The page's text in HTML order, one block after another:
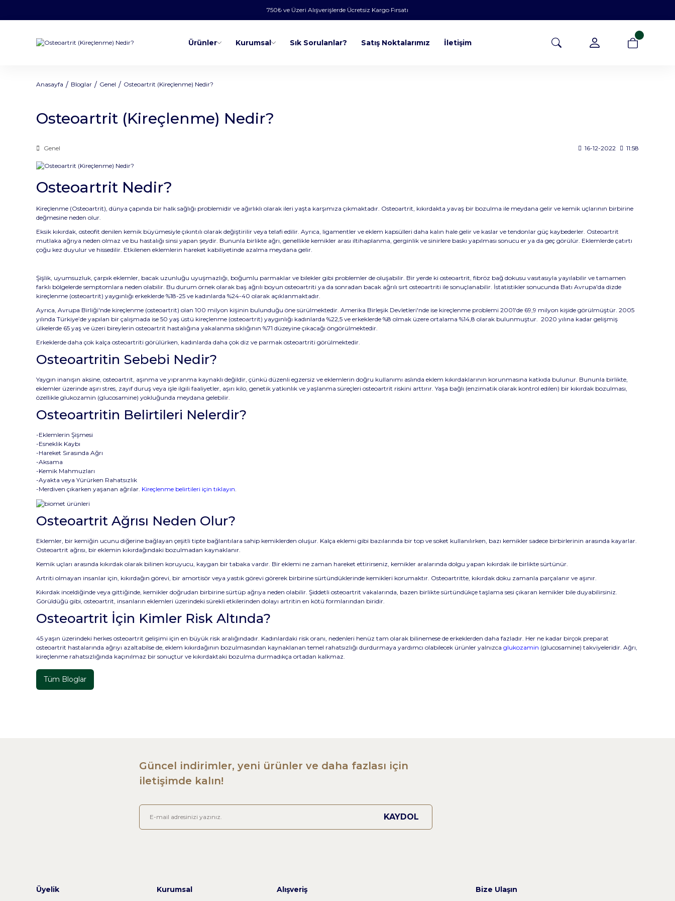
750₺ ve Üzeri Alışverişlerde Ücretsiz Kargo Fırsatı
Ürünler Kurumsal Sık Sorulanlar? Satış Noktalarımız İletişim
Anasayfa Bloglar Genel Osteoartrit (Kireçlenme) Nedir?
Osteoartrit (Kireçlenme) Nedir?
Genel 16-12-2022 11:58
Osteoartrit Nedir?
Kireçlenme (Osteoartrit), dünya çapında bir halk sağlığı problemidir ve ağırlıklı olarak ileri yaşta karşımıza çıkmaktadır. Osteoartrit, kıkırdakta yavaş bir bozulma ile meydana gelir ve kemik uçlarının birbirine
değmesine neden olur.
Eksik kıkırdak, osteofit denilen kemik büyümesiyle çıkıntılı olarak değiştirilir veya telafi edilir. Ayrıca, ligamentler ve eklem kapsülleri daha kalın hale gelir ve kaslar ve tendonlar güç kaybederler. Osteoartrit
mutlaka ağrıya neden olmaz ve bu hastalığı sinsi yapan şeydir. Bununla birlikte ağrı, genellikle kemikler arası iltihaplanma, gerginlik ve sinirlere baskı yapılması sonucu er ya da geç görülür. Eklemlerde çatırtı
çoğu kez duyulur ve hissedilir. Etkilenen eklemlerin hareket kabiliyetinde azalma meydana gelir.
Şişlik, uyumsuzluk, çarpık eklemler, bacak uzunluğu uyuşmazlığı, boğumlu parmaklar ve bilekler gibi problemler de oluşabilir. Bir yerde ki osteoartrit, fibröz bağ dokusu vasıtasıyla yayılabilir ve tamamen
farklı bölgelerde semptomlara neden olabilir. Bu durum örnek olarak baş ağrılı boyun osteoartriti ya da sonradan bacak ağrılı sırt osteoartriti ile sonuçlanabilir. İstatistikler sonucunda Batı Avrupa'da dizde
kireçlenme (osteoartrit) yaygınlığı erkeklerde %18-25 ve kadınlarda %24-40 olarak açıklanmaktadır.
Ayrıca, Avrupa Birliği'nde kireçlenme (osteoartrit) olan 100 milyon kişinin bulunduğu öne sürülmektedir. Amerika Birleşik Devletleri'nde ise kireçlenme problemi 2001'de 69,9 milyon kişide görülmüştür. 2005
yılında Türkiye’de yapılan bir çalışmada ise 50 yaş üstü kireçlenme (osteoartrit) yaygınlığı kadınlarda %22,5 ve erkeklerde %8 olmak üzere ortalama %14,8 olarak bulunmuştur. 2020 yılına kadar gelişmiş
ülkelerde 65 yaş ve üzeri bireylerin osteoartrit hastalığına yakalanma sıklığının %71 düzeyine çıkacağı öngörülmektedir.
Erkeklerde daha çok kalça osteoartriti görülürken, kadınlarda daha çok diz ve parmak osteoartriti görülmektedir.
Osteoartritin Sebebi Nedir?
Yaygın inanışın aksine, osteoartrit, aşınma ve yıpranma kaynaklı değildir, çünkü düzenli egzersiz ve eklemlerin doğru kullanımı aslında eklem kıkırdaklarının korunmasına katkıda bulunur. Bununla birlikte,
eklemler üzerinde aşırı stres, zayıf duruş veya işle ilgili faaliyetler, aşırı kilo, genetik yatkınlık ve yaşlanma süreçleri osteoartrit riskini arttırır. Yaşa bağlı (enzimatik olarak kontrol edilen) bir kıkırdak bozulması,
özellikle glukozamin (glucosamine) yokluğunda meydana gelebilir.
Osteoartritin Belirtileri Nelerdir?
-Eklemlerin Şişmesi
-Esneklik Kaybı
-Hareket Sırasında Ağrı
-Aksama
-Kemik Mahmuzları
-Ayakta veya Yürürken Rahatsızlık
-Merdiven çıkarken yaşanan ağrılar. Kireçlenme belirtileri için tıklayın
Osteoartrit Ağrısı Neden Olur?
Eklemler, bir kemiğin ucunu diğerine bağlayan çeşitli tipte bağlantılara sahip kemiklerden oluşur. Kalça eklemi gibi bazılarında bir top ve soket kullanılırken, bazı kemikler sadece birbirlerinin arasında kayarlar.
Osteoartrit ağrısı, bir eklemin kıkırdağındaki bozulmadan kaynaklanır.
Kemik uçları arasında kıkırdak olarak bilinen koruyucu, kaygan bir tabaka vardır. Bir eklemi ne zaman hareket ettirirseniz, kemikler aralarında dolgu yapan kıkırdak ile birlikte sürtünür.
Artriti olmayan insanlar için, kıkırdağın görevi, bir amortisör veya yastık görevi görerek birbirine sürtündüklerinde kemikleri korumaktır. Osteoartritte, kıkırdak doku zamanla parçalanır ve aşınır.
Kıkırdak inceldiğinde veya gittiğinde, kemikler doğrudan birbirine sürtüp ağrıya neden olabilir. Şiddetli osteoartrit vakalarında, bazen birlikte sürtündükçe taşlama sesi çıkaran kemikler bile duyabilirsiniz.
Görüldüğü gibi, osteoartrit, insanların eklemleri üzerindeki sürekli etkilerinden dolayı artritin en kötü formlarından biridir.
Osteoartrit İçin Kimler Risk Altında?
45 yaşın üzerindeki herkes osteoartrit gelişimi için en büyük risk aralığındadır. Kadınlardaki risk oranı, nedenleri henüz tam olarak bilinemese de erkeklerden daha fazladır. Her ne kadar birçok preparat
osteoartrit hastalarında ağrıyı azaltabilse de, eklem kıkırdağının bozulmasından kaynaklanan temel rahatsızlığı durdurmaya yardımcı olabilecek ürünler yalnızca glukozamin (glucosamine) takviyeleridir. Ağrı,
kireçlenme rahatsızlığında kaçınılmaz bir sonuçtur ve kıkırdaktaki bozulma durmadıkça ortadan kalkmaz.
Tüm Bloglar
Güncel indirimler, yeni ürünler ve daha fazlası için
iletişimde kalın!
KAYDOL
Üyelik Kurumsal Alışveriş Bize Ulaşın